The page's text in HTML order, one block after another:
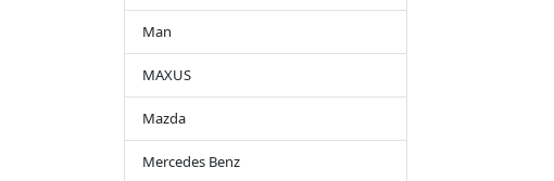
Man
MAXUS
Mazda
Mercedes Benz